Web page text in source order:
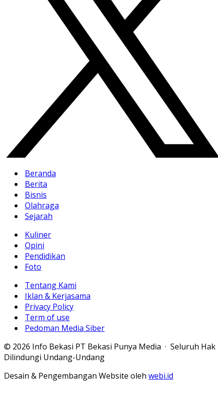
Beranda
Berita
Bisnis
Olahraga
Sejarah
Kuliner
Opini
Pendidikan
Foto
Tentang Kami
Iklan & Kerjasama
Privacy Policy
Term of use
Pedoman Media Siber
© 2026 Info Bekasi PT Bekasi Punya Media · Seluruh Hak
Dilindungi Undang-Undang
Desain & Pengembangan Website oleh webi.id